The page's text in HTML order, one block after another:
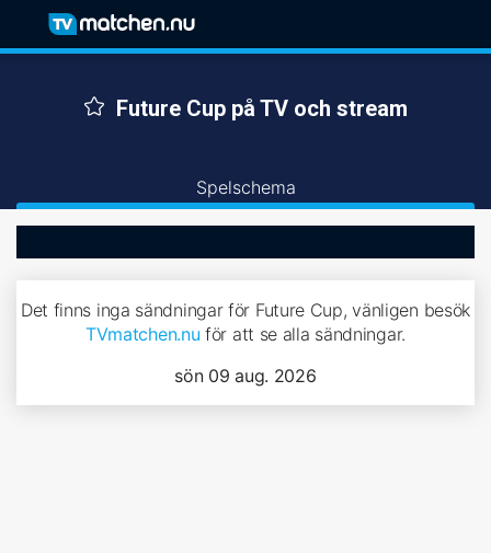
Future Cup på TV och stream
Spelschema
Det finns inga sändningar för Future Cup, vänligen besök
TVmatchen.nu för att se alla sändningar.
sön 09 aug. 2026